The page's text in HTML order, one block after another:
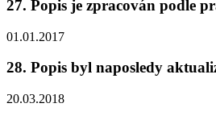
27. Popis je zpracován podle
01.01.2017
28. Popis byl naposledy
20.03.2018